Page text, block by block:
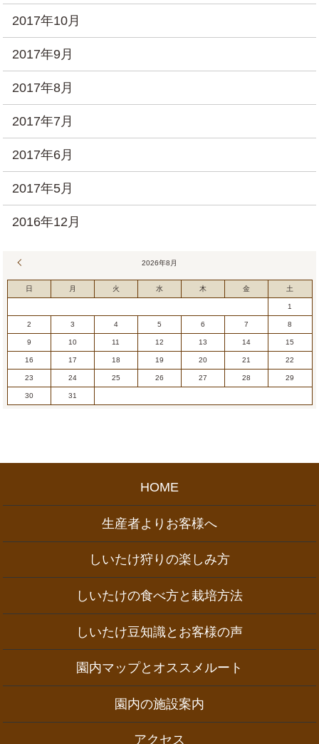
2017年10月
2017年9月
2017年8月
2017年7月
2017年6月
2017年5月
2016年12月
2026年8月
日 月 火 水 木 金 土
1
2 3 4 5 6 7 8
9 10 11 12 13 14 15
16 17 18 19 20 21 22
23 24 25 26 27 28 29
30 31
HOME
生産者よりお客様へ
しいたけ狩りの楽しみ方
しいたけの食べ方と栽培方法
しいたけ豆知識とお客様の声
園内マップとオススメルート
園内の施設案内
アクセス